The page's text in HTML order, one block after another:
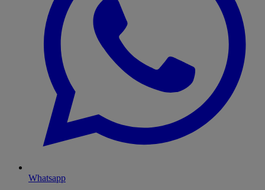
Whatsapp